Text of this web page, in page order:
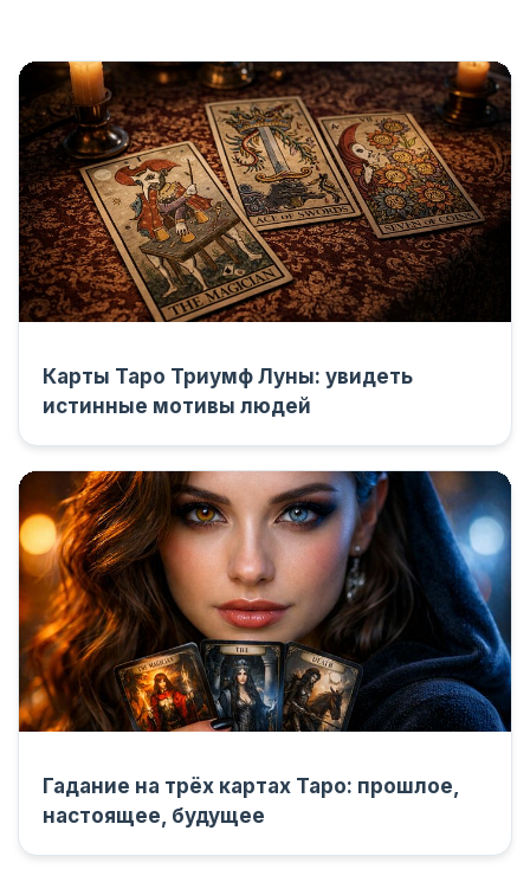
Карты Таро Триумф Луны: увидеть
истинные мотивы людей
Гадание на трёх картах Таро: прошлое,
настоящее, будущее